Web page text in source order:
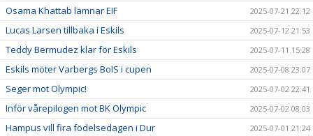
Osama Khattab lämnar EIF 2025-07-21 22:12
Lucas Larsen tillbaka i Eskils 2025-07-12 21:53
Teddy Bermudez klar för Eskils 2025-07-11 15:28
Eskils möter Varbergs BoIS i cupen 2025-07-08 23:07
Seger mot Olympic! 2025-07-02 22:41
Inför vårepilogen mot BK Olympic 2025-07-02 08:03
Hampus vill fira födelsedagen i Dur 2025-07-01 21:24